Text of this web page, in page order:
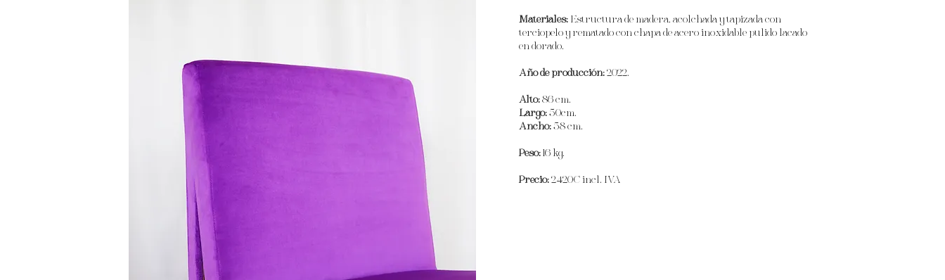
Materiales: Estructura de madera, acolchada y tapizada con
terciopelo y rematado con chapa de acero inoxidable pulido lacado
en dorado.
Año de producción:2022.
Alto:86 cm.
Largo:50cm.
Ancho:58 cm.
Peso:16 kg.
Precio:2420€ incl. IVA